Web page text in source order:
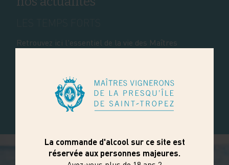
Retrouvez ici l'essentiel de la vie des Maîtres
En savoir plus